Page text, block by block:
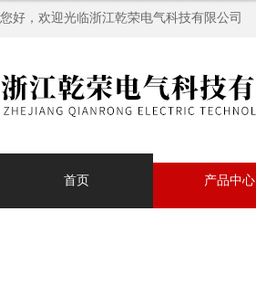
您好，欢迎光临浙江乾荣电气科技有限公司
首页 产品中心